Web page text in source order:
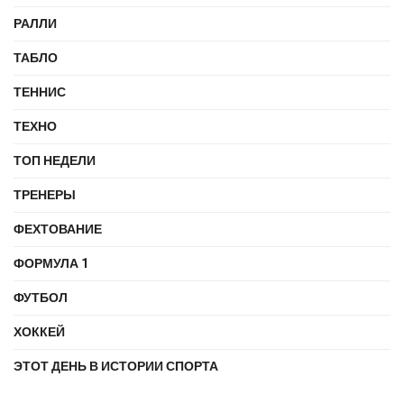
РАЛЛИ
ТАБЛО
ТЕННИС
ТЕХНО
ТОП НЕДЕЛИ
ТРЕНЕРЫ
ФЕХТОВАНИЕ
ФОРМУЛА 1
ФУТБОЛ
ХОККЕЙ
ЭТОТ ДЕНЬ В ИСТОРИИ СПОРТА